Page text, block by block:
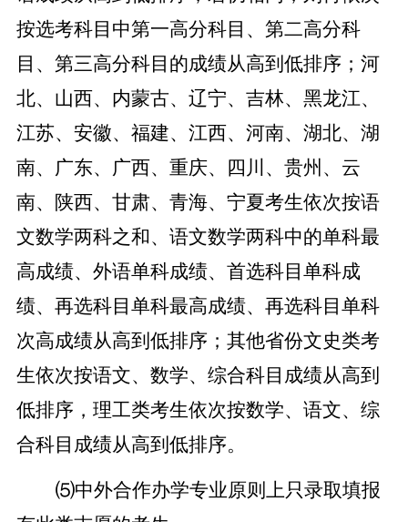
按选考科目中第一高分科目、第二高分科
目、第三高分科目的成绩从高到低排序；河
北、山西、内蒙古、辽宁、吉林、黑龙江、
江苏、安徽、福建、江西、河南、湖北、湖
南、广东、广西、重庆、四川、贵州、云
南、陕西、甘肃、青海、宁夏考生依次按语
文数学两科之和、语文数学两科中的单科最
高成绩、外语单科成绩、首选科目单科成
绩、再选科目单科最高成绩、再选科目单科
次高成绩从高到低排序；其他省份文史类考
生依次按语文、数学、综合科目成绩从高到
低排序，理工类考生依次按数学、语文、综
合科目成绩从高到低排序。
⑸中外合作办学专业原则上只录取填报